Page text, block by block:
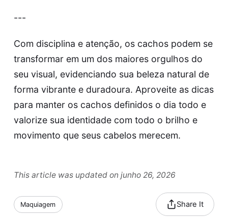
---
Com disciplina e atenção, os cachos podem se
transformar em um dos maiores orgulhos do
seu visual, evidenciando sua beleza natural de
forma vibrante e duradoura. Aproveite as dicas
para manter os cachos definidos o dia todo e
valorize sua identidade com todo o brilho e
movimento que seus cabelos merecem.
This article was updated on junho 26, 2026
Maquiagem Share It